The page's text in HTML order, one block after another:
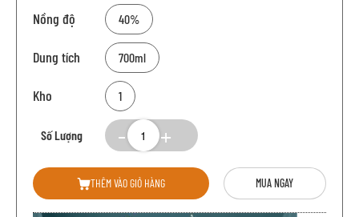
Nồng độ 40%
Dung tích 700ml
Kho 1
Số Lượng
THÊM VÀO GIỎ HÀNG MUA NGAY